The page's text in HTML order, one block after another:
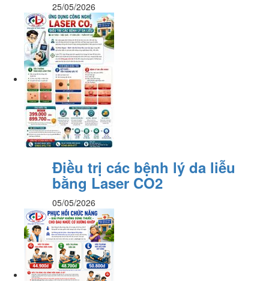
25/05/2026
Điều trị các bệnh lý da liễu
bằng Laser CO2
05/05/2026